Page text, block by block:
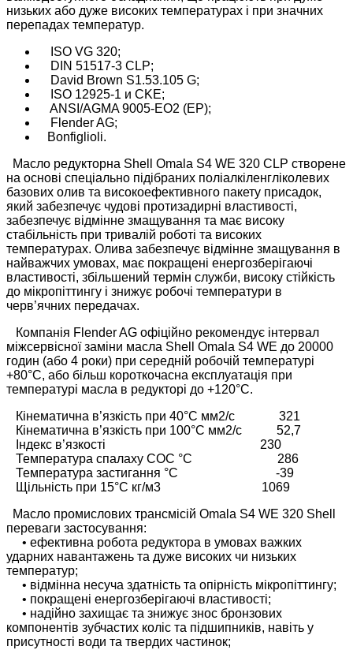
низьких або дуже високих температурах і при значних
перепадах температур.
ISO VG 320;
DIN 51517-3 CLP;
David Brown S1.53.105 G;
ISO 12925-1 и CKE;
ANSI/AGMA 9005-EO2 (EP);
Flender AG;
Bonfiglioli.
Масло редукторна Shell Omala S4 WE 320 CLP створене
на основі спеціально підібраних поліалкіленгліколевих
базових олив та високоефективного пакету присадок,
який забезпечує чудові протизадирні властивості,
забезпечує відмінне змащування та має високу
стабільність при тривалій роботі та високих
температурах. Олива забезпечує відмінне змащування в
найважчих умовах, має покращені енергозберігаючі
властивості, збільшений термін служби, високу стійкість
до мікропіттингу і знижує робочі температури в
черв’ячних передачах.
Компанія Flender AG офіційно рекомендує інтервал
міжсервісної заміни масла Shell Omala S4 WE до 20000
годин (або 4 роки) при середній робочій температурі
+80°C, або більш короткочасна експлуатація при
температурі масла в редукторі до +120°C.
Кінематична в’язкість при 40°C мм2/с 321
Кінематична в’язкість при 100°C мм2/с 52,7
Індекс в’язкості 230
Температура спалаху COC °C 286
Температура застигання °C -39
Щільність при 15°C кг/м3 1069
Масло промислових трансмісій Omala S4 WE 320 Shell
переваги застосування:
• ефективна робота редуктора в умовах важких
ударних навантажень та дуже високих чи низьких
температур;
• відмінна несуча здатність та опірність мікропіттингу;
• покращені енергозберігаючі властивості;
• надійно захищає та знижує знос бронзових
компонентів зубчастих коліс та підшипників, навіть у
присутності води та твердих частинок;